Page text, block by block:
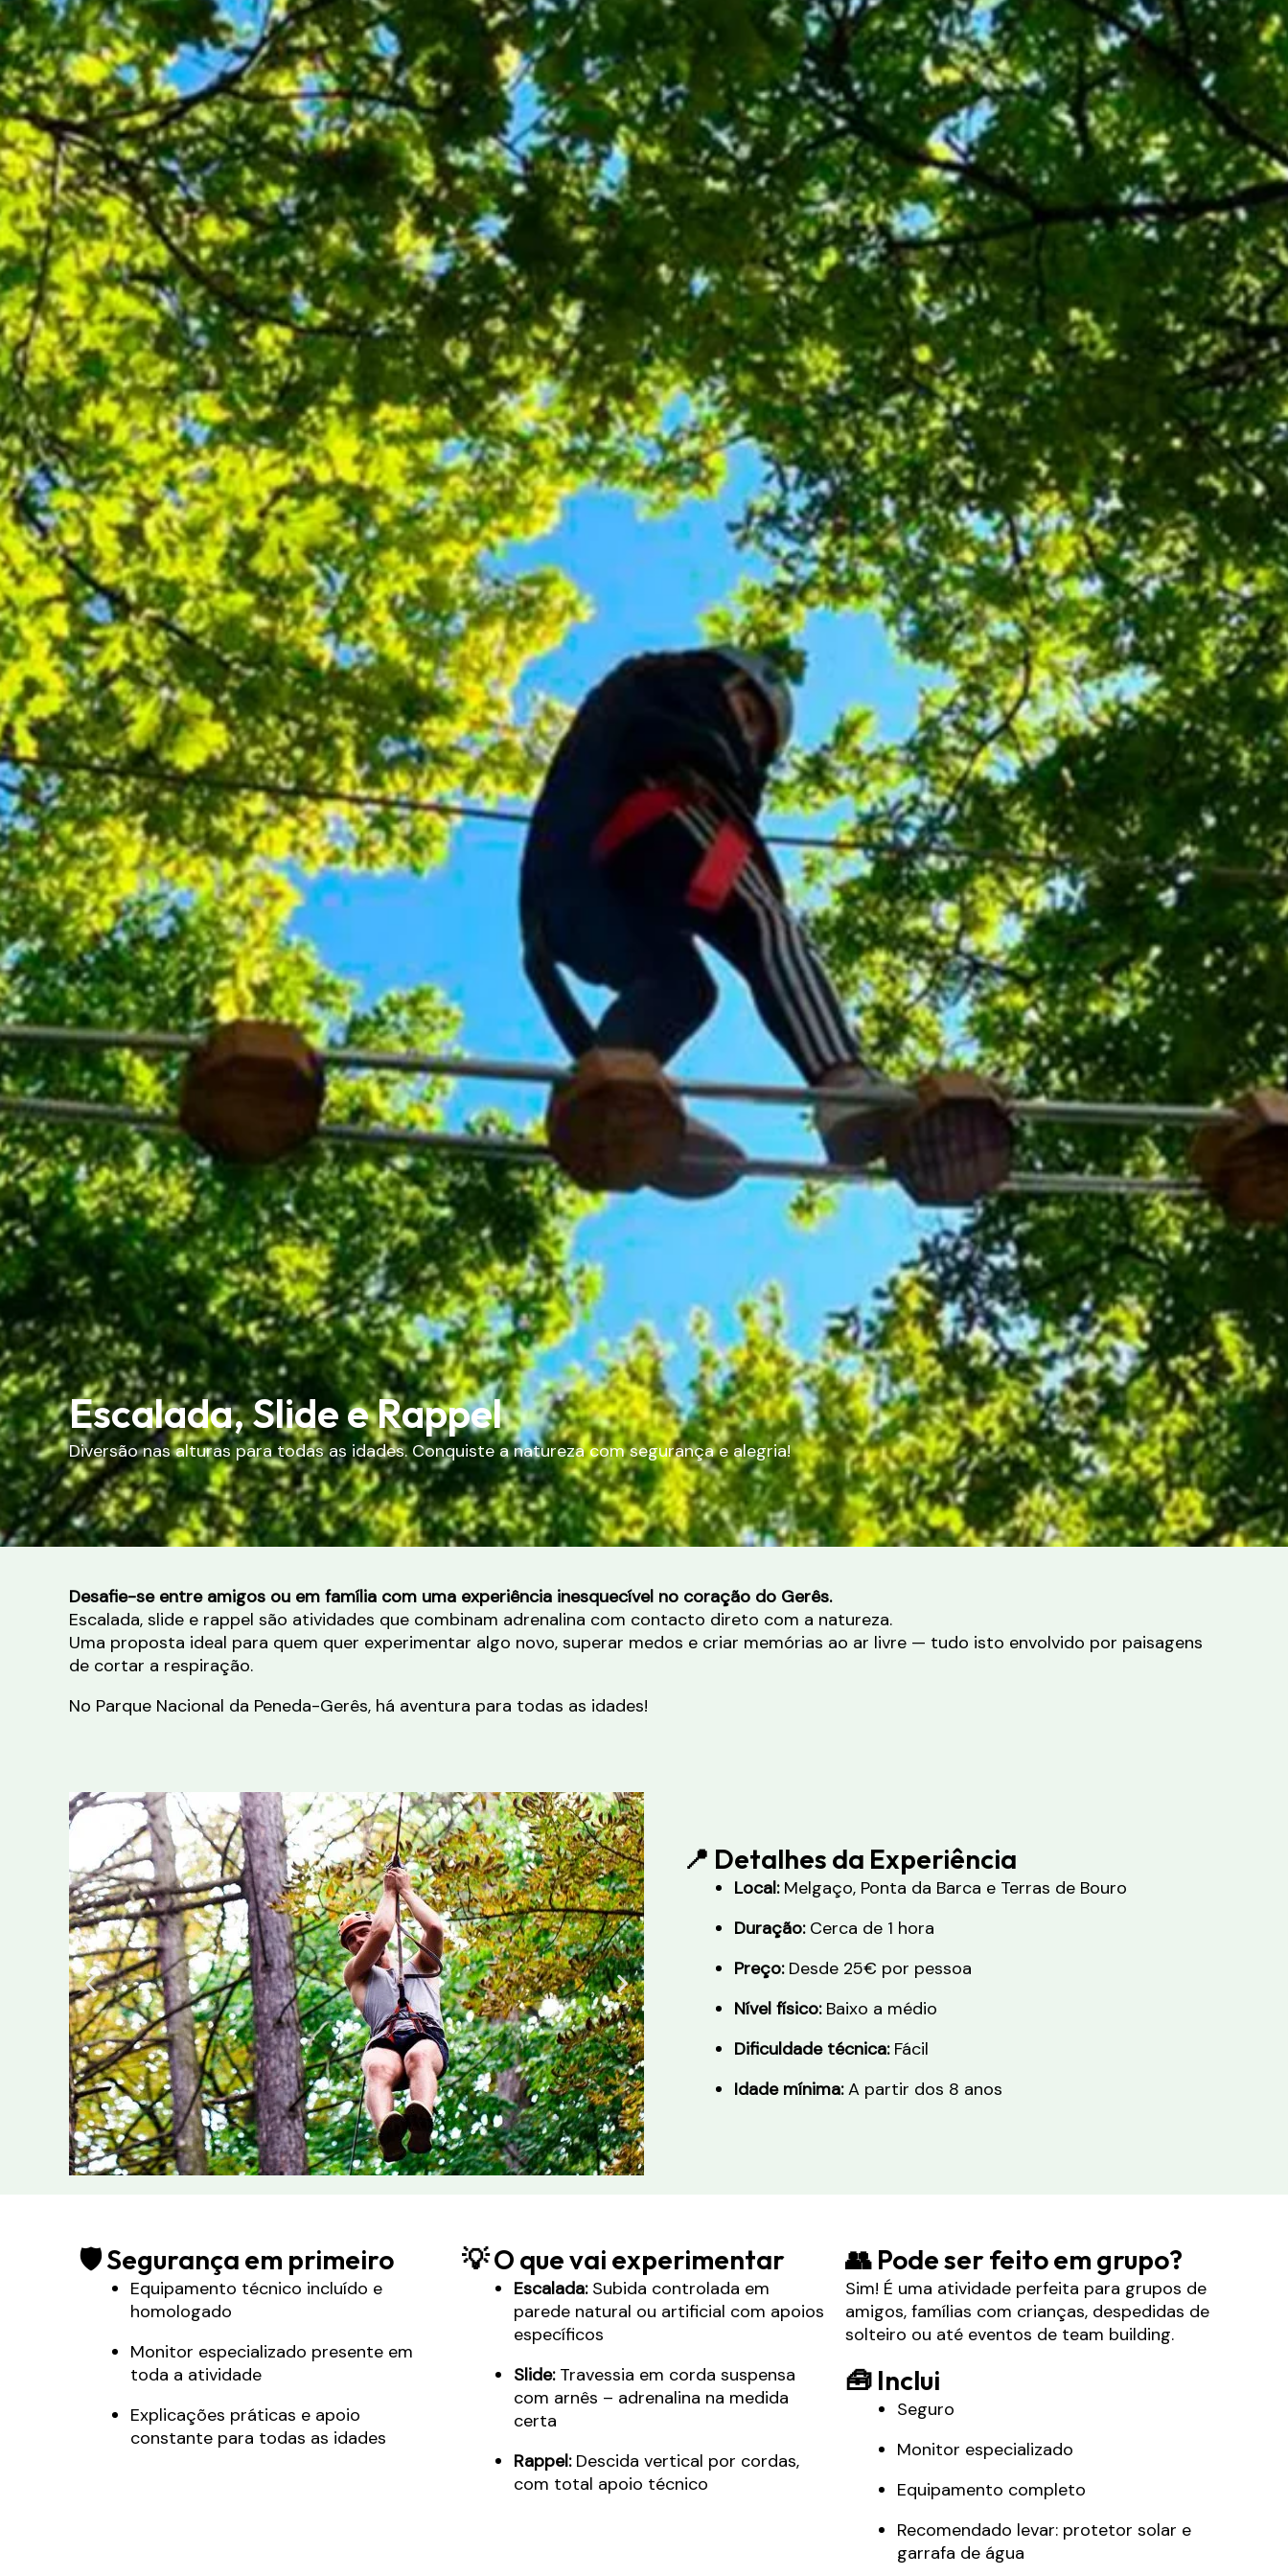
Escalada, Slide e Rappel
Diversão nas alturas para todas as idades. Conquiste a natureza com segurança e alegria!
Desafie-se entre amigos ou em família com uma experiência inesquecível no coração do Gerês.
Escalada, slide e rappel são atividades que combinam adrenalina com contacto direto com a natureza.
Uma proposta ideal para quem quer experimentar algo novo, superar medos e criar memórias ao ar livre — tudo isto envolvido por paisagens
de cortar a respiração.
No Parque Nacional da Peneda-Gerês, há aventura para todas as idades!
📍 Detalhes da Experiência
Local:Melgaço, Ponta da Barca e Terras de Bouro
Duração:Cerca de 1 hora
Preço:Desde 25€ por pessoa
Nível físico:Baixo a médio
Dificuldade técnica:Fácil
Idade mínima:A partir dos 8 anos
🛡️ Segurança em primeiro
Equipamento técnico incluído e
homologado
Monitor especializado presente em
toda a atividade
Explicações práticas e apoio
constante para todas as idades
💡 O que vai experimentar
Escalada:Subida controlada em
parede natural ou artificial com apoios
específicos
Slide:Travessia em corda suspensa
com arnês – adrenalina na medida
certa
Rappel:Descida vertical por cordas,
com total apoio técnico
👥 Pode ser feito em grupo?
Sim! É uma atividade perfeita para grupos de
amigos, famílias com crianças, despedidas de
solteiro ou até eventos de team building.
🧰 Inclui
Seguro
Monitor especializado
Equipamento completo
Recomendado levar: protetor solar e
garrafa de água